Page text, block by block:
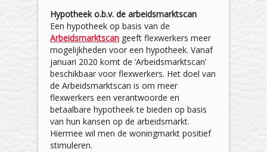
Hypotheek o.b.v. de arbeidsmarktscan
Een hypotheek op basis van de
Arbeidsmarktscan geeft flexwerkers meer
mogelijkheden voor een hypotheek. Vanaf
januari 2020 komt de ‘Arbeidsmarktscan’
beschikbaar voor flexwerkers. Het doel van
de Arbeidsmarktscan is om meer
flexwerkers een verantwoorde en
betaalbare hypotheek te bieden op basis
van hun kansen op de arbeidsmarkt.
Hiermee wil men de woningmarkt positief
stimuleren.